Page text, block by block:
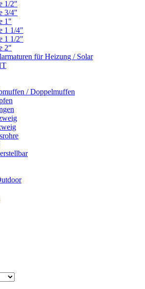
1/2"
3/4"
1"
1 1/4"
1 1/2"
2"
für Heizung / Solar
/ Doppelmuffen